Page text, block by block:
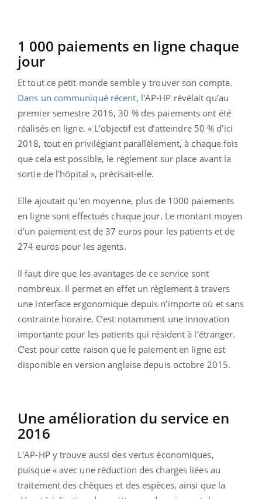
1 000 paiements en ligne chaque
jour
Et tout ce petit monde semble y trouver son compte.
Dans un communiqué récent, l'AP-HP révélait qu'au
premier semestre 2016, 30 % des paiements ont été
réalisés en ligne. « L’objectif est d’atteindre 50 % d’ici
2018, tout en privilégiant parallèlement, à chaque fois
que cela est possible, le règlement sur place avant la
sortie de l'hôpital », précisait-elle.
Elle ajoutait qu'en moyenne, plus de 1000 paiements
en ligne sont effectués chaque jour. Le montant moyen
d’un paiement est de 37 euros pour les patients et de
274 euros pour les agents.
Il faut dire que les avantages de ce service sont
nombreux. Il permet en effet un règlement à travers
une interface ergonomique depuis n’importe où et sans
contrainte horaire. C’est notamment une innovation
importante pour les patients qui résident à l’étranger.
C'est pour cette raison que le paiement en ligne est
disponible en version anglaise depuis octobre 2015.
Une amélioration du service en
2016
L'AP-HP y trouve aussi des vertus économiques,
puisque « avec une réduction des charges liées au
traitement des chèques et des espèces, ainsi que la